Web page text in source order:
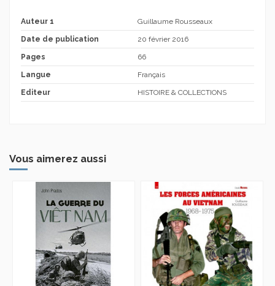
Auteur 1 Guillaume Rousseaux
Date de publication 20 février 2016
Pages 66
Langue Français
Editeur HISTOIRE & COLLECTIONS
Vous aimerez aussi